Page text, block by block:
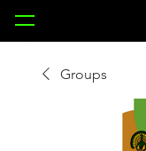
Groups